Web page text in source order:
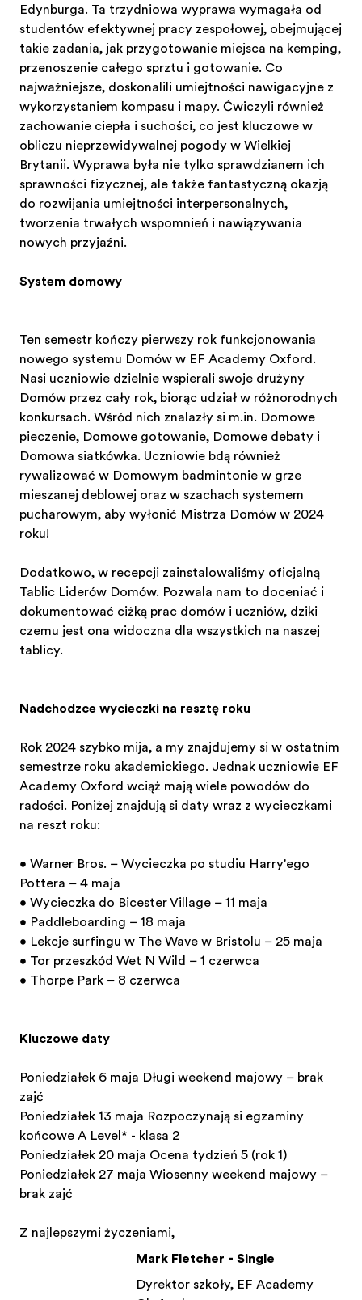
Edynburga. Ta trzydniowa wyprawa wymagała od
studentów efektywnej pracy zespołowej, obejmującej
takie zadania, jak przygotowanie miejsca na kemping,
przenoszenie całego sprzętu i gotowanie. Co
najważniejsze, doskonalili umiejętności nawigacyjne z
wykorzystaniem kompasu i mapy. Ćwiczyli również
zachowanie ciepła i suchości, co jest kluczowe w
obliczu nieprzewidywalnej pogody w Wielkiej
Brytanii. Wyprawa była nie tylko sprawdzianem ich
sprawności fizycznej, ale także fantastyczną okazją
do rozwijania umiejętności interpersonalnych,
tworzenia trwałych wspomnień i nawiązywania
nowych przyjaźni.
System domowy
Ten semestr kończy pierwszy rok funkcjonowania
nowego systemu Domów w EF Academy Oxford.
Nasi uczniowie dzielnie wspierali swoje drużyny
Domów przez cały rok, biorąc udział w różnorodnych
konkursach. Wśród nich znalazły się m.in. Domowe
pieczenie, Domowe gotowanie, Domowe debaty i
Domowa siatkówka. Uczniowie będą również
rywalizować w Domowym badmintonie w grze
mieszanej deblowej oraz w szachach systemem
pucharowym, aby wyłonić Mistrza Domów w 2024
roku!
Dodatkowo, w recepcji zainstalowaliśmy oficjalną
Tablicę Liderów Domów. Pozwala nam to doceniać i
dokumentować ciężką pracę domów i uczniów, dzięki
czemu jest ona widoczna dla wszystkich na naszej
tablicy.
Nadchodzące wycieczki na resztę roku
Rok 2024 szybko mija, a my znajdujemy się w ostatnim
semestrze roku akademickiego. Jednak uczniowie EF
Academy Oxford wciąż mają wiele powodów do
radości. Poniżej znajdują się daty wraz z wycieczkami
na resztę roku:
• Warner Bros. – Wycieczka po studiu Harry'ego
Pottera – 4 maja
• Wycieczka do Bicester Village – 11 maja
• Paddleboarding – 18 maja
• Lekcje surfingu w The Wave w Bristolu – 25 maja
• Tor przeszkód Wet N Wild – 1 czerwca
• Thorpe Park – 8 czerwca
Kluczowe daty
Poniedziałek 6 maja Długi weekend majowy – brak
zajęć
Poniedziałek 13 maja Rozpoczynają się egzaminy
końcowe A Level* - klasa 2
Poniedziałek 20 maja Ocena tydzień 5 (rok 1)
Poniedziałek 27 maja Wiosenny weekend majowy –
brak zajęć
Z najlepszymi życzeniami,
Mark Fletcher - Single
Dyrektor szkoły, EF Academy